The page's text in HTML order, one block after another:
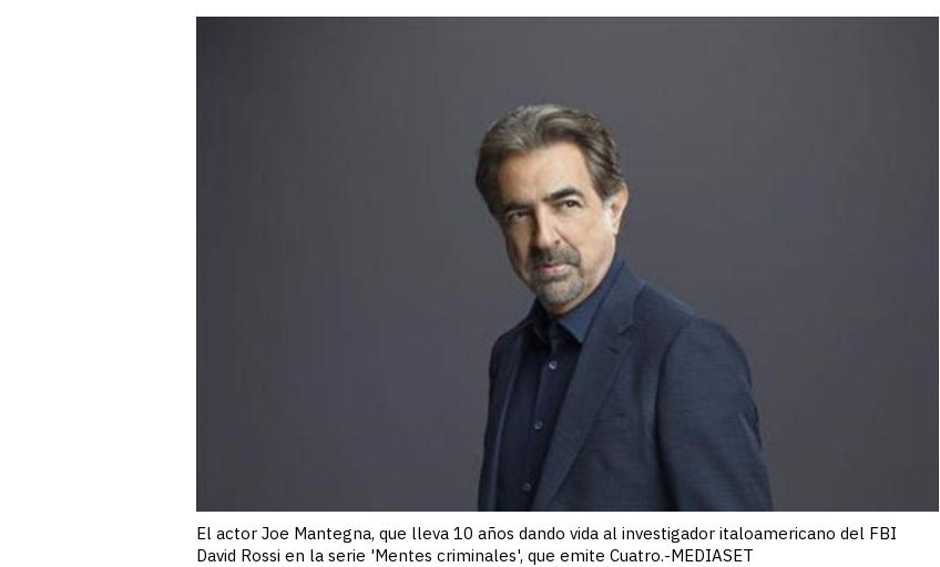
El actor Joe Mantegna, que lleva 10 años dando vida al investigador italoamericano del FBI
David Rossi en la serie 'Mentes criminales', que emite Cuatro.-MEDIASET